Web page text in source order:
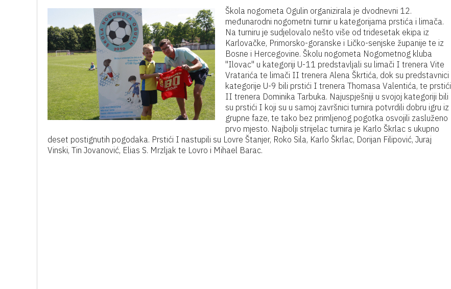
Škola nogometa Ogulin organizirala je dvodnevni 12.
međunarodni nogometni turnir u kategorijama prstića i limača.
Na turniru je sudjelovalo nešto više od tridesetak ekipa iz
Karlovačke, Primorsko-goranske i Ličko-senjske županije te iz
Bosne i Hercegovine. Školu nogometa Nogometnog kluba
"Ilovac" u kategoriji U-11 predstavljali su limači I trenera Vite
Vratarića te limači II trenera Alena Škrtića, dok su predstavnici
kategorije U-9 bili prstići I trenera Thomasa Valentića, te prstići
II trenera Dominika Tarbuka. Najuspješniji u svojoj kategoriji bili
su prstići I koji su u samoj završnici turnira potvrdili dobru igru iz
grupne faze, te tako bez primljenog pogotka osvojili zasluženo
prvo mjesto. Najbolji strijelac turnira je Karlo Škrlac s ukupno
deset postignutih pogodaka. Prstići I nastupili su Lovre Štanjer, Roko Sila, Karlo Škrlac, Dorijan Filipović, Juraj
Vinski, Tin Jovanović, Elias S. Mrzljak te Lovro i Mihael Barac.